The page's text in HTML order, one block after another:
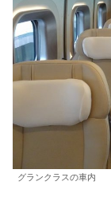
グランクラスの車内